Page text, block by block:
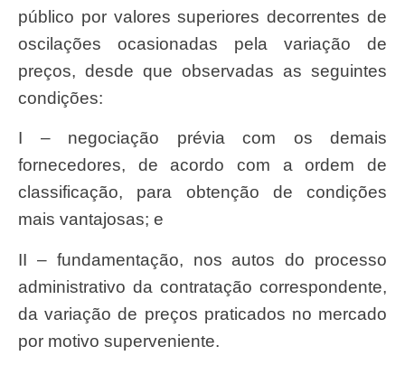
público por valores superiores decorrentes de
oscilações ocasionadas pela variação de
preços, desde que observadas as seguintes
condições:
I – negociação prévia com os demais
fornecedores, de acordo com a ordem de
classificação, para obtenção de condições
mais vantajosas; e
II – fundamentação, nos autos do processo
administrativo da contratação correspondente,
da variação de preços praticados no mercado
por motivo superveniente.